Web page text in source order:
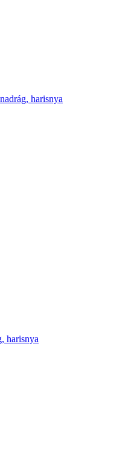
harisnya
harisnya